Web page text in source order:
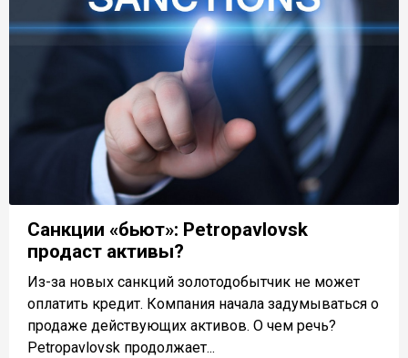
Санкции «бьют»: Petropavlovsk
продаст активы?
Из-за новых санкций золотодобытчик не может
оплатить кредит. Компания начала задумываться о
продаже действующих активов. О чем речь?
Petropavlovsk продолжает...